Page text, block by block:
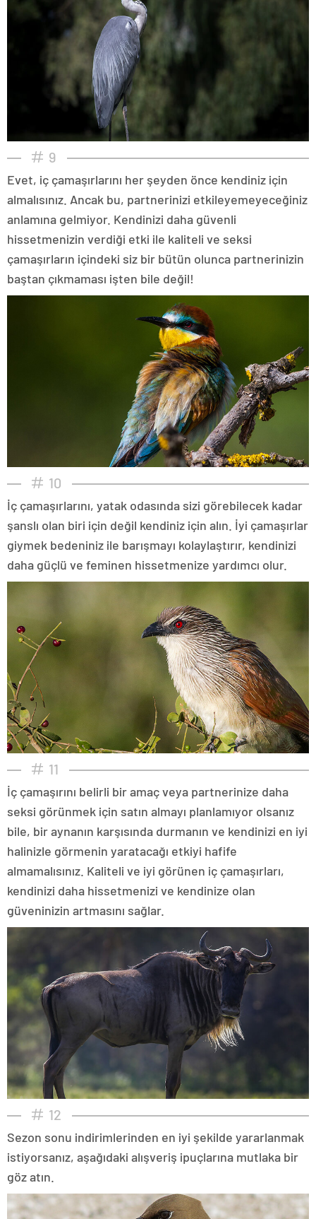
9
Evet, iç çamaşırlarını her şeyden önce kendiniz için
almalısınız. Ancak bu, partnerinizi etkileyemeyeceğiniz
anlamına gelmiyor. Kendinizi daha güvenli
hissetmenizin verdiği etki ile kaliteli ve seksi
çamaşırların içindeki siz bir bütün olunca partnerinizin
baştan çıkmaması işten bile değil!
10
İç çamaşırlarını, yatak odasında sizi görebilecek kadar
şanslı olan biri için değil kendiniz için alın. İyi çamaşırlar
giymek bedeniniz ile barışmayı kolaylaştırır, kendinizi
daha güçlü ve feminen hissetmenize yardımcı olur.
11
İç çamaşırını belirli bir amaç veya partnerinize daha
seksi görünmek için satın almayı planlamıyor olsanız
bile, bir aynanın karşısında durmanın ve kendinizi en iyi
halinizle görmenin yaratacağı etkiyi hafife
almamalısınız. Kaliteli ve iyi görünen iç çamaşırları,
kendinizi daha hissetmenizi ve kendinize olan
güveninizin artmasını sağlar.
12
Sezon sonu indirimlerinden en iyi şekilde yararlanmak
istiyorsanız, aşağıdaki alışveriş ipuçlarına mutlaka bir
göz atın.